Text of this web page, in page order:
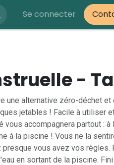
Se connecter
-
une alternative zéro-déchet et
jetables ! Facile à utiliser
vous accompagnera partout : à
à la piscine ! Vous ne la
vous avez vos règles.
en sortant de la piscine.